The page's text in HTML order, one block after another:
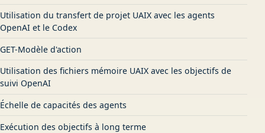
Utilisation du transfert de projet UAIX avec les agents
OpenAI et le Codex
GET-Modèle d'action
Utilisation des fichiers mémoire UAIX avec les objectifs de
suivi OpenAI
Échelle de capacités des agents
Exécution des objectifs à long terme